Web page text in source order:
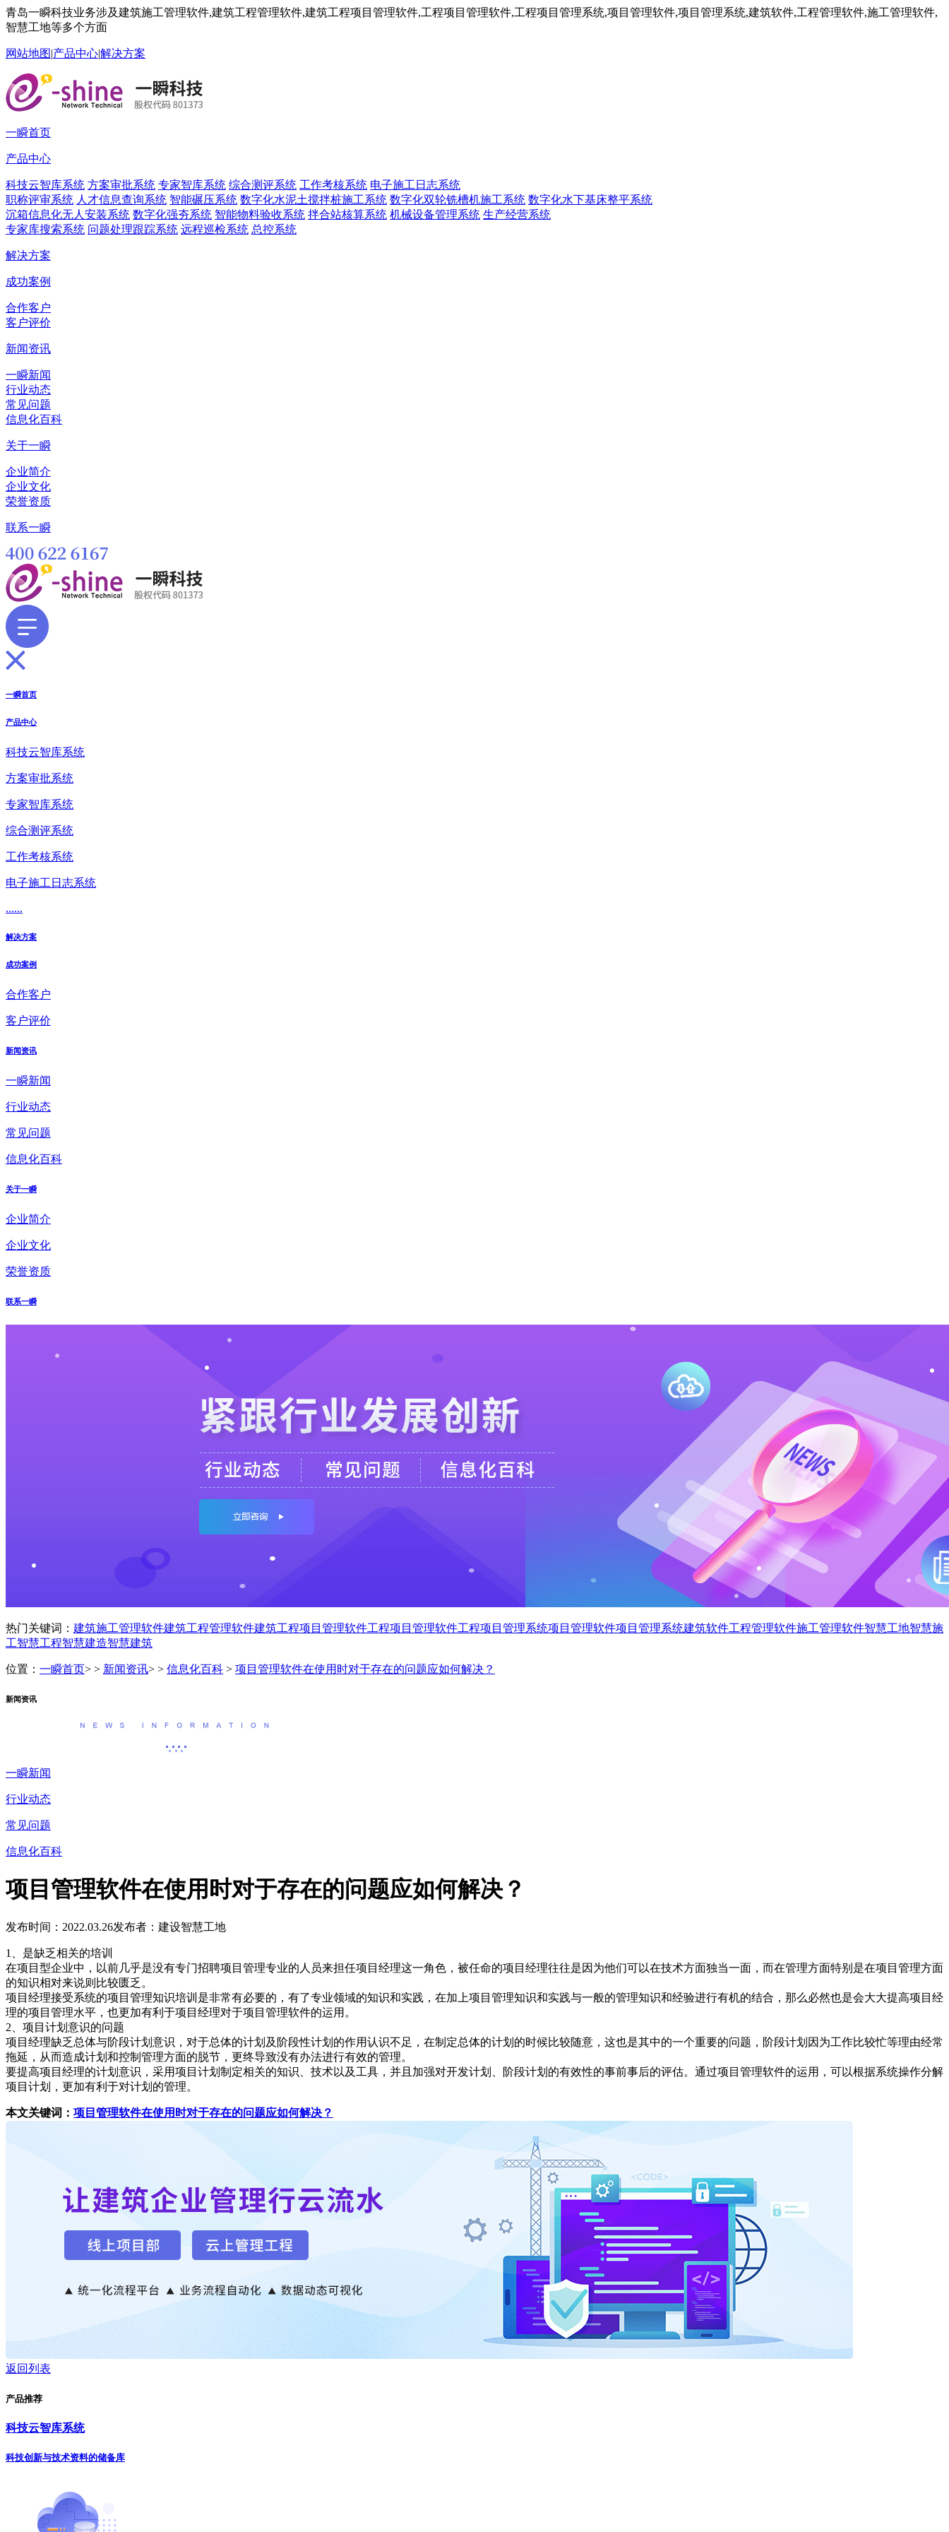
青岛一瞬科技业务涉及建筑施工管理软件,建筑工程管理软件,建筑工程项目管理软件,工程项目管理软件,工程项目管理系统,项目管理软件,项目管理系统,建筑软件,工程管理软件,施工管理软件,
智慧工地等多个方面
网站地图|产品中心|解决方案
一瞬首页
产品中心
科技云智库系统 方案审批系统 专家智库系统 综合测评系统 工作考核系统 电子施工日志系统
职称评审系统 人才信息查询系统 智能碾压系统 数字化水泥土搅拌桩施工系统 数字化双轮铣槽机施工系统 数字化水下基床整平系统
沉箱信息化无人安装系统 数字化强夯系统 智能物料验收系统 拌合站核算系统 机械设备管理系统 生产经营系统
专家库搜索系统 问题处理跟踪系统 远程巡检系统 总控系统
解决方案
成功案例
合作客户
客户评价
新闻资讯
一瞬新闻
行业动态
常见问题
信息化百科
关于一瞬
企业简介
企业文化
荣誉资质
联系一瞬
一瞬首页
产品中心
科技云智库系统
方案审批系统
专家智库系统
综合测评系统
工作考核系统
电子施工日志系统
......
解决方案
成功案例
合作客户
客户评价
新闻资讯
一瞬新闻
行业动态
常见问题
信息化百科
关于一瞬
企业简介
企业文化
荣誉资质
联系一瞬
热门关键词： 建筑施工管理软件建筑工程管理软件建筑工程项目管理软件工程项目管理软件工程项目管理系统项目管理软件项目管理系统建筑软件工程管理软件施工管理软件智慧工地智慧施
工智慧工程智慧建造智慧建筑
位置： 一瞬首页> > 新闻资讯> > 信息化百科 > 项目管理软件在使用时对于存在的问题应如何解决？
新闻资讯
一瞬新闻
行业动态
常见问题
信息化百科
项目管理软件在使用时对于存在的问题应如何解决？
发布时间：2022.03.26发布者：建设智慧工地
1、是缺乏相关的培训
在项目型企业中，以前几乎是没有专门招聘项目管理专业的人员来担任项目经理这一角色，被任命的项目经理往往是因为他们可以在技术方面独当一面，而在管理方面特别是在项目管理方面
的知识相对来说则比较匮乏。
项目经理接受系统的项目管理知识培训是非常有必要的，有了专业领域的知识和实践，在加上项目管理知识和实践与一般的管理知识和经验进行有机的结合，那么必然也是会大大提高项目经
理的项目管理水平，也更加有利于项目经理对于项目管理软件的运用。
2、项目计划意识的问题
项目经理缺乏总体与阶段计划意识，对于总体的计划及阶段性计划的作用认识不足，在制定总体的计划的时候比较随意，这也是其中的一个重要的问题，阶段计划因为工作比较忙等理由经常
拖延，从而造成计划和控制管理方面的脱节，更终导致没有办法进行有效的管理。
要提高项目经理的计划意识，采用项目计划制定相关的知识、技术以及工具，并且加强对开发计划、阶段计划的有效性的事前事后的评估。通过项目管理软件的运用，可以根据系统操作分解
项目计划，更加有利于对计划的管理。
本文关键词： 项目管理软件在使用时对于存在的问题应如何解决？
返回列表
产品推荐
科技云智库系统
科技创新与技术资料的储备库